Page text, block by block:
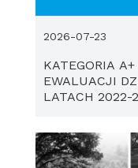
KATEGORIA
EWALUACJI
LATACH 2022-
2026-07-23